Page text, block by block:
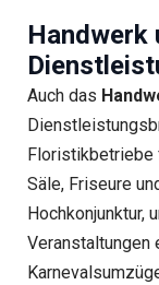
Handwerk
Auch das
Floristikbetriebe
Säle, Friseure
Hochkonjunktur,
Veranstaltungen